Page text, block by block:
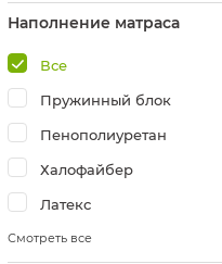
Наполнение матраса
Все
Пружинный блок
Пенополиуретан
Халофайбер
Латекс
Смотреть все